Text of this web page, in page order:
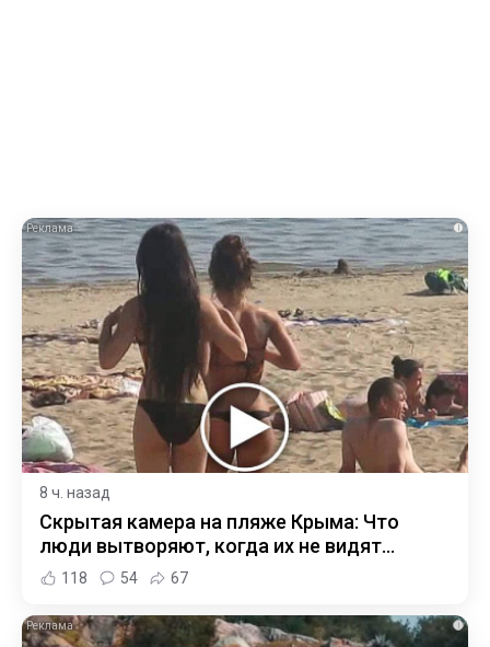
i
8 ч. назад
Скрытая камера на пляже Крыма: Что
люди вытворяют, когда их не видят...
118 54 67
i